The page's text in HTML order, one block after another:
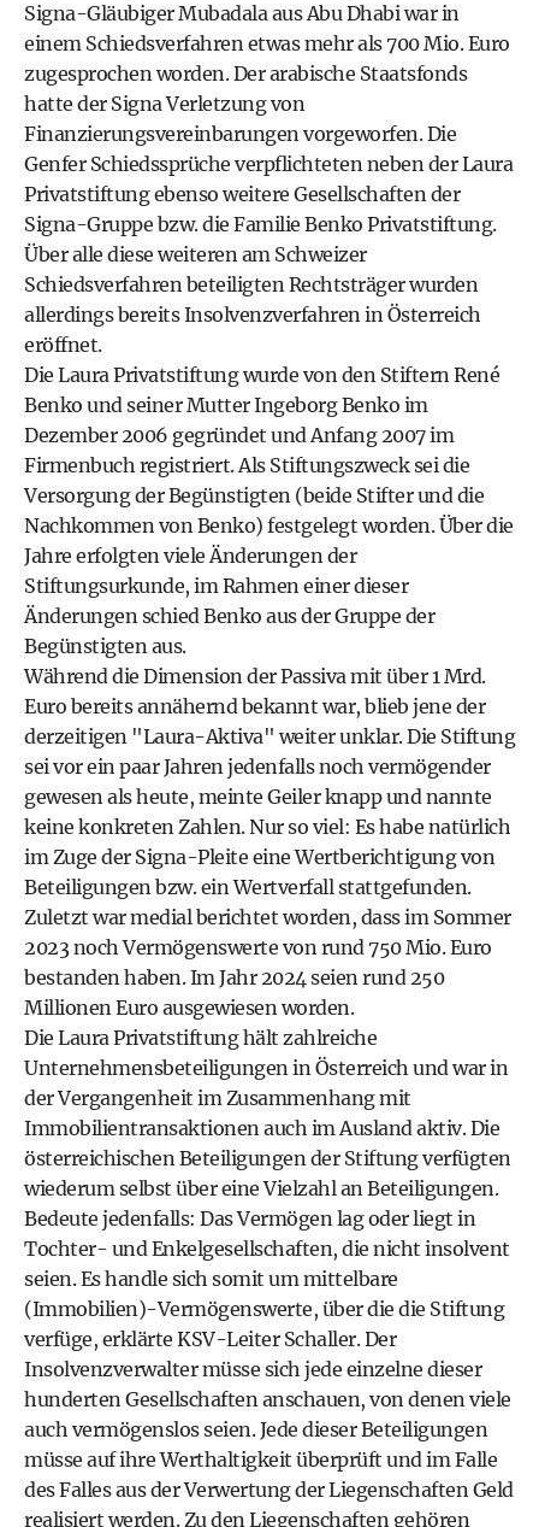
Signa-Gläubiger Mubadala aus Abu Dhabi war in
einem Schiedsverfahren etwas mehr als 700 Mio. Euro
zugesprochen worden. Der arabische Staatsfonds
hatte der Signa Verletzung von
Finanzierungsvereinbarungen vorgeworfen. Die
Genfer Schiedssprüche verpflichteten neben der Laura
Privatstiftung ebenso weitere Gesellschaften der
Signa-Gruppe bzw. die Familie Benko Privatstiftung.
Über alle diese weiteren am Schweizer
Schiedsverfahren beteiligten Rechtsträger wurden
allerdings bereits Insolvenzverfahren in Österreich
eröffnet.
Die Laura Privatstiftung wurde von den Stiftern René
Benko und seiner Mutter Ingeborg Benko im
Dezember 2006 gegründet und Anfang 2007 im
Firmenbuch registriert. Als Stiftungszweck sei die
Versorgung der Begünstigten (beide Stifter und die
Nachkommen von Benko) festgelegt worden. Über die
Jahre erfolgten viele Änderungen der
Stiftungsurkunde, im Rahmen einer dieser
Änderungen schied Benko aus der Gruppe der
Begünstigten aus.
Während die Dimension der Passiva mit über 1 Mrd.
Euro bereits annähernd bekannt war, blieb jene der
derzeitigen "Laura-Aktiva" weiter unklar. Die Stiftung
sei vor ein paar Jahren jedenfalls noch vermögender
gewesen als heute, meinte Geiler knapp und nannte
keine konkreten Zahlen. Nur so viel: Es habe natürlich
im Zuge der Signa-Pleite eine Wertberichtigung von
Beteiligungen bzw. ein Wertverfall stattgefunden.
Zuletzt war medial berichtet worden, dass im Sommer
2023 noch Vermögenswerte von rund 750 Mio. Euro
bestanden haben. Im Jahr 2024 seien rund 250
Millionen Euro ausgewiesen worden.
Die Laura Privatstiftung hält zahlreiche
Unternehmensbeteiligungen in Österreich und war in
der Vergangenheit im Zusammenhang mit
Immobilientransaktionen auch im Ausland aktiv. Die
österreichischen Beteiligungen der Stiftung verfügten
wiederum selbst über eine Vielzahl an Beteiligungen.
Bedeute jedenfalls: Das Vermögen lag oder liegt in
Tochter- und Enkelgesellschaften, die nicht insolvent
seien. Es handle sich somit um mittelbare
(Immobilien)-Vermögenswerte, über die die Stiftung
verfüge, erklärte KSV-Leiter Schaller. Der
Insolvenzverwalter müsse sich jede einzelne dieser
hunderten Gesellschaften anschauen, von denen viele
auch vermögenslos seien. Jede dieser Beteiligungen
müsse auf ihre Werthaltigkeit überprüft und im Falle
des Falles aus der Verwertung der Liegenschaften Geld
realisiert werden. Zu den Liegenschaften gehören